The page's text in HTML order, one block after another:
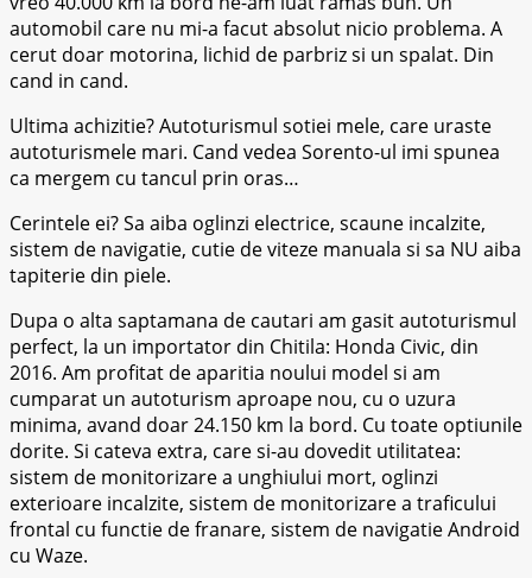
automobil care nu mi-a facut absolut nicio problema. A
cerut doar motorina, lichid de parbriz si un spalat. Din
cand in cand.
Ultima achizitie? Autoturismul sotiei mele, care uraste
autoturismele mari. Cand vedea Sorento-ul imi spunea
ca mergem cu tancul prin oras…
Cerintele ei? Sa aiba oglinzi electrice, scaune incalzite,
sistem de navigatie, cutie de viteze manuala si sa NU aiba
tapiterie din piele.
Dupa o alta saptamana de cautari am gasit autoturismul
perfect, la un importator din Chitila: Honda Civic, din
2016. Am profitat de aparitia noului model si am
cumparat un autoturism aproape nou, cu o uzura
minima, avand doar 24.150 km la bord. Cu toate optiunile
dorite. Si cateva extra, care si-au dovedit utilitatea:
sistem de monitorizare a unghiului mort, oglinzi
exterioare incalzite, sistem de monitorizare a traficului
frontal cu functie de franare, sistem de navigatie Android
cu Waze.